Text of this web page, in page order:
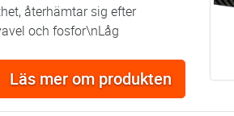
återhämtar sig efter
och fosfor\nLåg
Läs mer om produkten